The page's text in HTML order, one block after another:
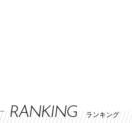
RANKING ランキング